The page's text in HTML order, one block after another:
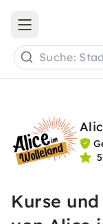
Open main menu
Suche:
Kurse